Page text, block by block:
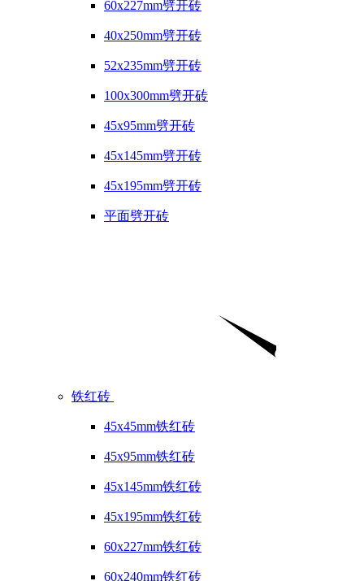
60x227mm劈开砖
40x250mm劈开砖
52x235mm劈开砖
100x300mm劈开砖
45x95mm劈开砖
45x145mm劈开砖
45x195mm劈开砖
平面劈开砖
铁红砖
45x45mm铁红砖
45x95mm铁红砖
45x145mm铁红砖
45x195mm铁红砖
60x227mm铁红砖
60x240mm铁红砖